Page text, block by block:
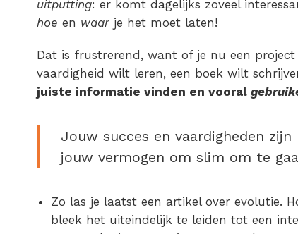
uitputting: er komt dagelijks zoveel
hoe en waar je het moet laten!
Dat is frustrerend, want of je nu een
vaardigheid wilt leren, een boek wilt
juiste informatie vinden en vooral
Jouw succes en vaardigheden
jouw vermogen om slim om te
Zo las je laatst een artikel over evolutie.
bleek het uiteindelijk te leiden tot een